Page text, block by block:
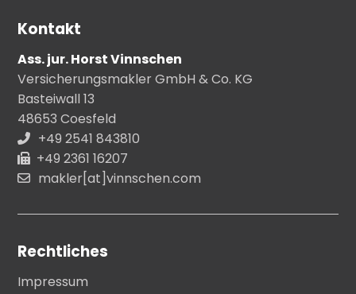
Kontakt
Ass. jur. Horst Vinnschen
Versicherungsmakler GmbH & Co. KG
Basteiwall 13
48653 Coesfeld
+49 2541 843810
+49 2361 16207
makler[at]vinnschen.com
Rechtliches
Impressum